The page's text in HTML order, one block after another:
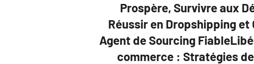
Prospère, Survivre aux
Réussir en Dropshipping et
Agent de Sourcing
commerce : Stratégies